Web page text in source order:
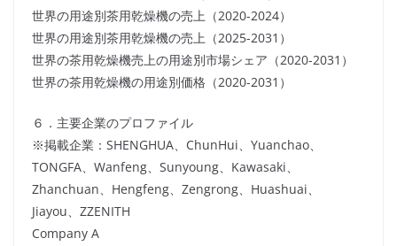
世界の用途別茶用乾燥機の売上（2020-2024）
世界の用途別茶用乾燥機の売上（2025-2031）
世界の茶用乾燥機売上の用途別市場シェア（2020-2031）
世界の茶用乾燥機の用途別価格（2020-2031）
６．主要企業のプロファイル
※掲載企業：SHENGHUA、ChunHui、Yuanchao、
TONGFA、Wanfeng、Sunyoung、Kawasaki、
Zhanchuan、Hengfeng、Zengrong、Huashuai、
Jiayou、ZZENITH
Company A